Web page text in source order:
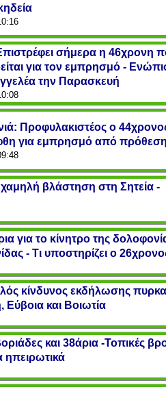
σήμερα η 46χρονη
για τον εμπρησμό -
την Παρασκευή
Προφυλακιστέος ο
για εμπρησμό από
βλάστηση στη Σητεία -
για το κίνητρο της
- Τι υποστηρίζει ο
κίνδυνος εκδήλωσης
Εύβοια και Βοιωτία
και 38άρια -Τοπικές
ηπειρωτικά